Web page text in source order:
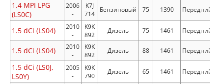
1.4 MPI LPG
(LS0C)
2006
-
K7J
714
Бензиновый 75 1390 Передний
1.5 dCi (LS04)
2010
-
K9K
892
Дизель 75 1461 Передний
1.5 dCi (LS04)
2010
-
K9K
892
Дизель 88 1461 Передний
1.5 dCi (LS0J,
LS0Y)
2005
-
K9K
790
Дизель 65 1461 Передний